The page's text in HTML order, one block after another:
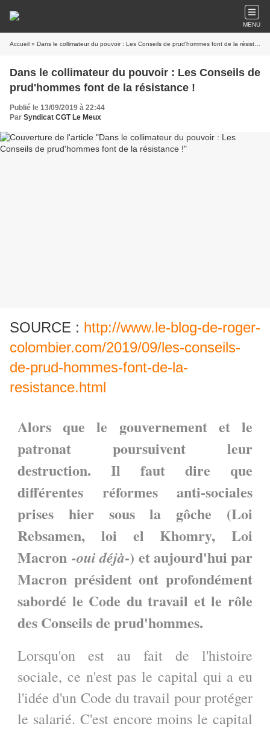
MENU
Accueil » Dans le collimateur du pouvoir : Les Conseils de prud'hommes font de la résistance !
Dans le collimateur du pouvoir : Les Conseils de
prud'hommes font de la résistance !
Publié le 13/09/2019 à 22:44
Par Syndicat CGT Le Meux
SOURCE : http://www.le-blog-de-roger-
colombier.com/2019/09/les-conseils-
de-prud-hommes-font-de-la-
resistance.html
Alors que le gouvernement et le
patronat poursuivent leur
destruction. Il faut dire que
différentes réformes anti-sociales
prises hier sous la gôche (Loi
Rebsamen, loi el Khomry, Loi
Macron-oui déjà-) et aujourd'hui par
Macron président ont profondément
sabordé le Code du travail et le rôle
des Conseils de prud'hommes.
Lorsqu'on est au fait de l'histoire
sociale, ce n'est pas le capital qui a eu
l'idée d'un Code du travail pour protéger
le salarié. C'est encore moins le capital